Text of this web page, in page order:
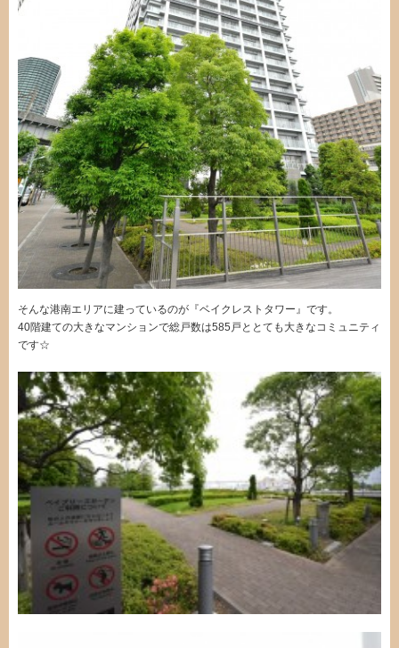
そんな港南エリアに建っているのが『ベイクレストタワー』です。
40階建ての大きなマンションで総戸数は585戸ととても大きなコミュニティ
です☆